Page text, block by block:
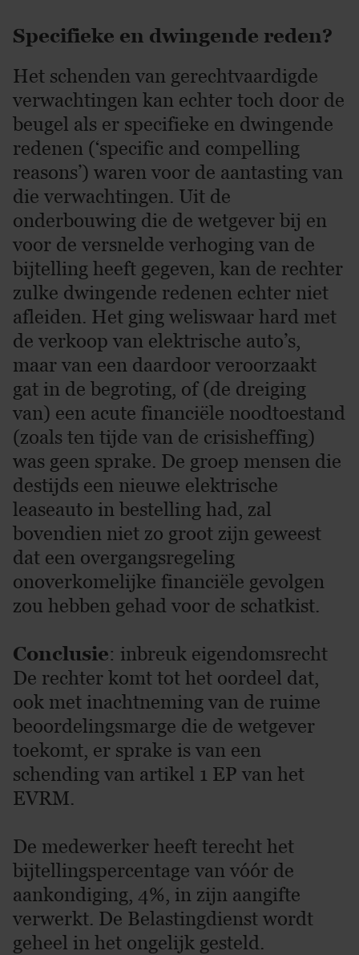
Specifieke en dwingende reden?
Het schenden van gerechtvaardigde
verwachtingen kan echter toch door de
beugel als er specifieke en dwingende
redenen (‘specific and compelling
reasons’) waren voor de aantasting van
die verwachtingen. Uit de
onderbouwing die de wetgever bij en
voor de versnelde verhoging van de
bijtelling heeft gegeven, kan de rechter
zulke dwingende redenen echter niet
afleiden. Het ging weliswaar hard met
de verkoop van elektrische auto’s,
maar van een daardoor veroorzaakt
gat in de begroting, of (de dreiging
van) een acute financiële noodtoestand
(zoals ten tijde van de crisisheffing)
was geen sprake. De groep mensen die
destijds een nieuwe elektrische
leaseauto in bestelling had, zal
bovendien niet zo groot zijn geweest
dat een overgangsregeling
onoverkomelijke financiële gevolgen
zou hebben gehad voor de schatkist.
Conclusie: inbreuk eigendomsrecht
De rechter komt tot het oordeel dat,
ook met inachtneming van de ruime
beoordelingsmarge die de wetgever
toekomt, er sprake is van een
schending van artikel 1 EP van het
EVRM.
De medewerker heeft terecht het
bijtellingspercentage van vóór de
aankondiging, 4%, in zijn aangifte
verwerkt. De Belastingdienst wordt
geheel in het ongelijk gesteld.